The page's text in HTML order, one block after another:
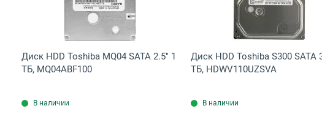
Диск HDD Toshiba MQ04 SATA 2.5" 1
ТБ, MQ04ABF100
В наличии
Диск HDD Toshiba S300 SATA
ТБ, HDWV110UZSVA
В наличии